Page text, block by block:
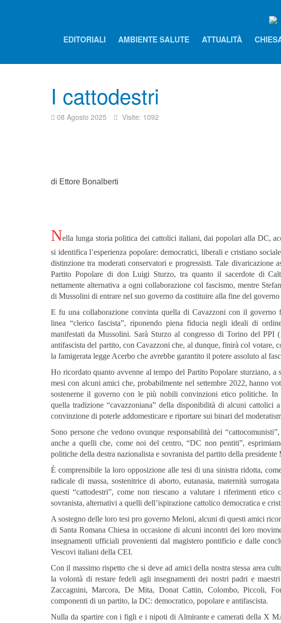
EDITORIALI AMBIENTE SALUTE ATTUALITÀ
I cattodestri
08 Agosto 2025 Visite: 1092
di Ettore Bonalberti
Nella lunga storia politica dei cattolici italiani, dai popolari alla DC,
si identifica l’esperienza popolare: democratici, liberali e cristiano
distinzione tra moderati conservatori e progressisti. Tale divaricazione
Partito Popolare di don Luigi Sturzo, tra quanto il sacerdote di
nettamente alternativa a ogni collaborazione col fascismo, mentre
di Mussolini di entrare nel suo governo da costituire alla fine del
E fu una collaborazione convinta quella di Cavazzoni con il governo
linea “clerico fascista”, riponendo piena fiducia negli ideali di
manifestati da Mussolini. Sarà Sturzo al congresso di Torino del PPI
antifascista del partito, con Cavazzoni che, al dunque, finirà col votare,
la famigerata legge Acerbo che avrebbe garantito il potere assoluto al
Ho ricordato quanto avvenne al tempo del Partito Popolare sturziano,
mesi con alcuni amici che, probabilmente nel settembre 2022, hanno
sostenerne il governo con le più nobili convinzioni etico politiche.
quella tradizione “cavazzoniana” della disponibilità di alcuni cattolici
convinzione di poterle addomesticare e riportare sui binari del
Sono persone che vedono ovunque responsabilità dei
anche a quelli che, come noi del centro, “DC non pentiti”,
politiche della destra nazionalista e sovranista del partito della presidente
È comprensibile la loro opposizione alle tesi di una sinistra ridotta,
radicale di massa, sostenitrice di aborto, eutanasia, maternità
questi “cattodestri”, come non riescano a valutare i riferimenti etico
sovranista, alternativi a quelli dell’ispirazione cattolico democratica e
A sostegno delle loro tesi pro governo Meloni, alcuni di questi amici
di Santa Romana Chiesa in occasione di alcuni incontri dei loro
insegnamenti ufficiali provenienti dal magistero pontificio e dalle
Vescovi italiani della CEI.
Con il massimo rispetto che si deve ad amici della nostra stessa area
la volontà di restare fedeli agli insegnamenti dei nostri padri e
Zaccagnini, Marcora, De Mita, Donat Cattin, Colombo, Piccoli,
componenti di un partito, la DC: democratico, popolare e antifascista.
Nulla da spartire con i figli e i nipoti di Almirante e camerati della X